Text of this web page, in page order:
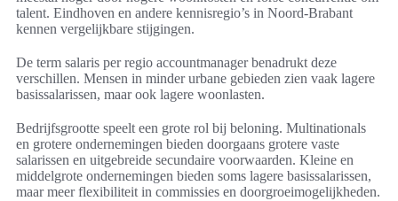
talent. Eindhoven en andere kennisregio’s in Noord-Brabant
kennen vergelijkbare stijgingen.
De term salaris per regio accountmanager benadrukt deze
verschillen. Mensen in minder urbane gebieden zien vaak lagere
basissalarissen, maar ook lagere woonlasten.
Bedrijfsgrootte speelt een grote rol bij beloning. Multinationals
en grotere ondernemingen bieden doorgaans grotere vaste
salarissen en uitgebreide secundaire voorwaarden. Kleine en
middelgrote ondernemingen bieden soms lagere basissalarissen,
maar meer flexibiliteit in commissies en doorgroeimogelijkheden.